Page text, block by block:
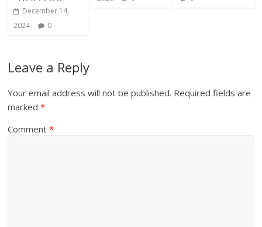
December 14,
2024
0
Leave a Reply
Your email address will not be published. Required fields are
marked*
Comment*